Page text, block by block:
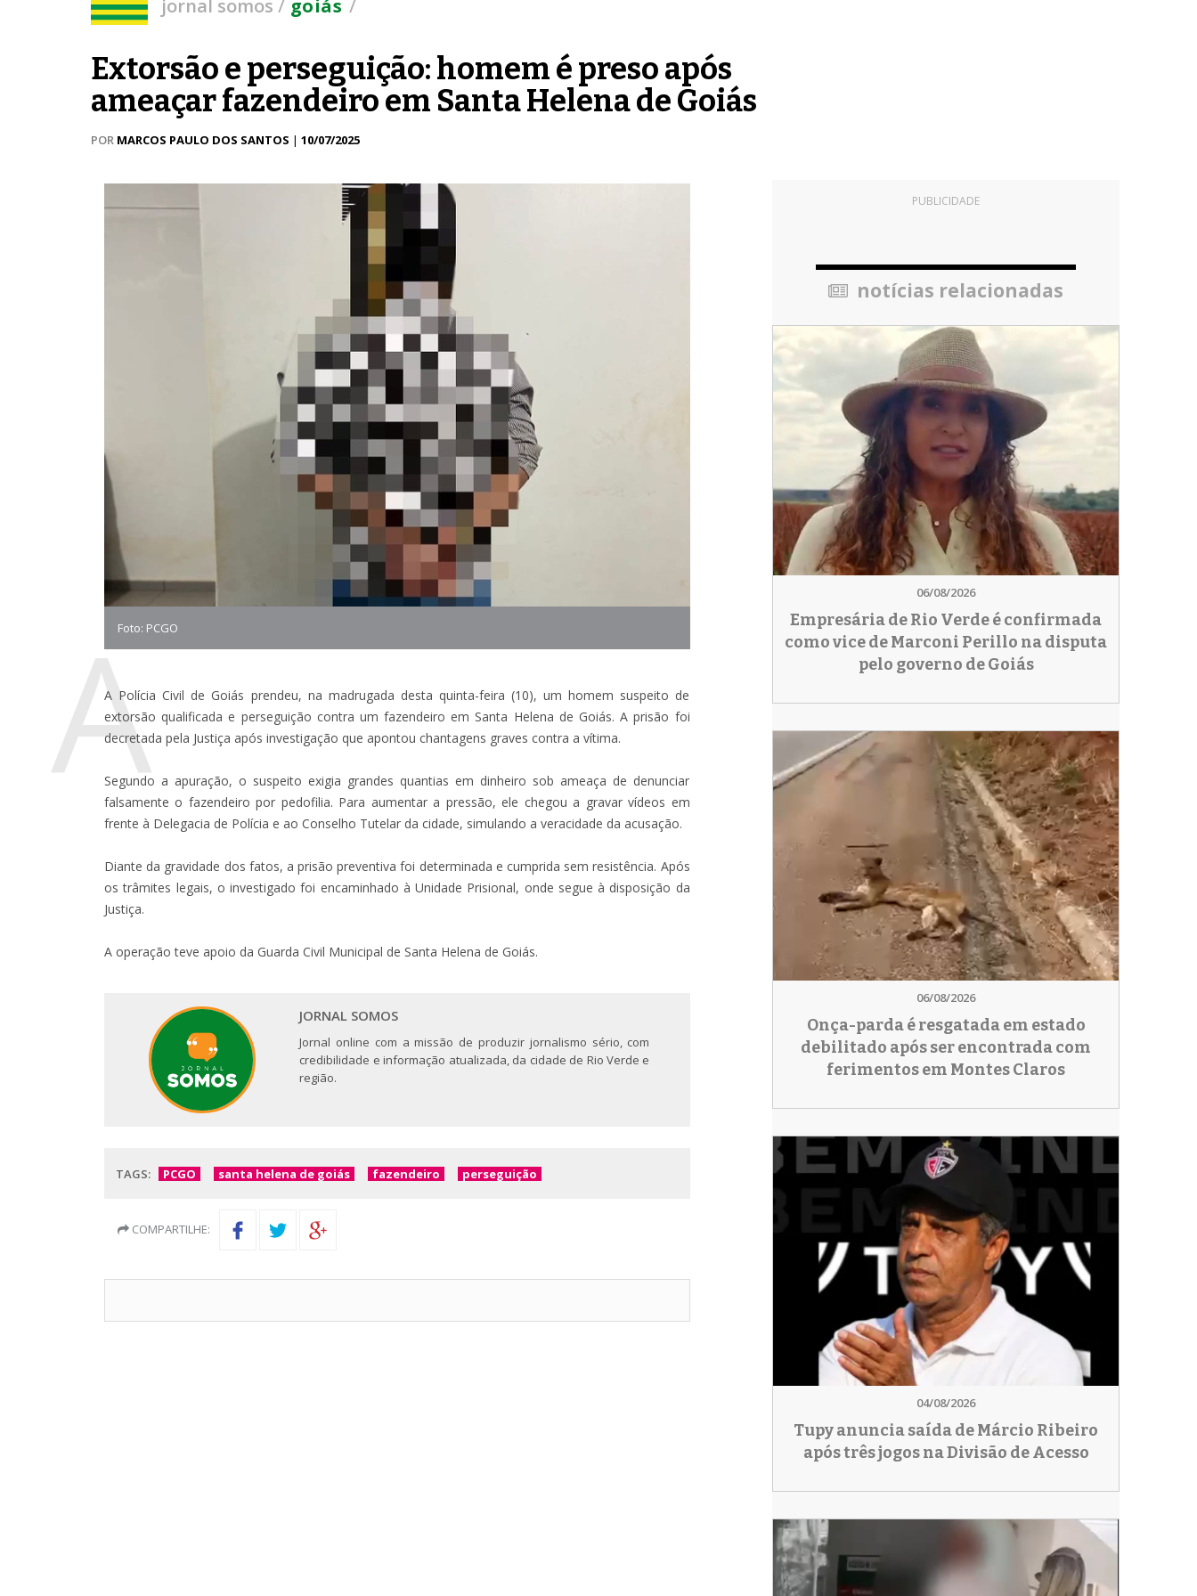
jornal somos goiás
Extorsão e perseguição: homem é preso após
ameaçar fazendeiro em Santa Helena de Goiás
POR MARCOS PAULO DOS SANTOS | 10/07/2025
Foto: PCGO
A
A Polícia Civil de Goiás prendeu, na madrugada desta quinta-feira (10), um homem suspeito de
extorsão qualificada e perseguição contra um fazendeiro em Santa Helena de Goiás. A prisão foi
decretada pela Justiça após investigação que apontou chantagens graves contra a vítima.
Segundo a apuração, o suspeito exigia grandes quantias em dinheiro sob ameaça de denunciar
falsamente o fazendeiro por pedofilia. Para aumentar a pressão, ele chegou a gravar vídeos em
frente à Delegacia de Polícia e ao Conselho Tutelar da cidade, simulando a veracidade da acusação.
Diante da gravidade dos fatos, a prisão preventiva foi determinada e cumprida sem resistência. Após
os trâmites legais, o investigado foi encaminhado à Unidade Prisional, onde segue à disposição da
Justiça.
A operação teve apoio da Guarda Civil Municipal de Santa Helena de Goiás.
JORNAL SOMOS
Jornal online com a missão de produzir jornalismo sério, com
credibilidade e informação atualizada, da cidade de Rio Verde e
região.
TAGS: PCGO santa helena de goiás fazendeiro perseguição
COMPARTILHE:
PUBLICIDADE
notícias relacionadas
06/08/2026
Empresária de Rio Verde é confirmada
como vice de Marconi Perillo na disputa
pelo governo de Goiás
06/08/2026
Onça-parda é resgatada em estado
debilitado após ser encontrada com
ferimentos em Montes Claros
04/08/2026
Tupy anuncia saída de Márcio Ribeiro
após três jogos na Divisão de Acesso